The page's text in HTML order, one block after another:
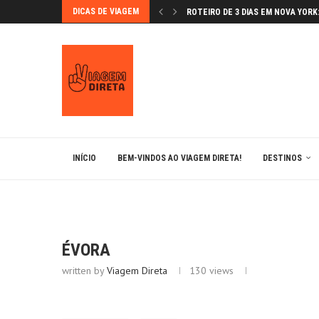
DICAS DE VIAGEM ROTEIRO DE 3 DIAS EM NOVA
INÍCIO BEM-VINDOS AO VIAGEM DIRETA! DESTINOS
ÉVORA
written byViagem Direta 130 views